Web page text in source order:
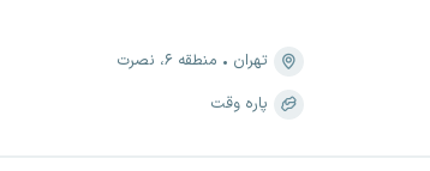
تهران
منطقه ۶، نصرت
پاره وقت